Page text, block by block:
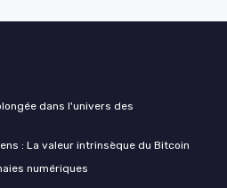
dans l'univers des
: La valeur intrinsèque du Bitcoin
numériques